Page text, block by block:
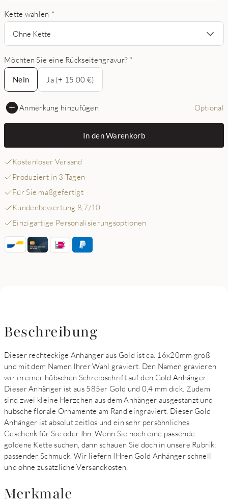
Kette wählen *
Ohne Kette
Möchten Sie eine Rückseitengravur? *
Nein
Nein
Ja (+ 15,00 €)
Anmerkung hinzufügen Optional
In den Warenkorb
Kostenloser Versand
Produziert in 3 Tagen
Für Sie maßgefertigt
Kundenbewertung 8,7/10
Einzigartige Personalisierungsoptionen
Beschreibung
Dieser rechteckige Anhänger aus Gold ist ca. 16x20mm groß
und mit dem Namen Ihrer Wahl graviert. Den Namen gravieren
wir in einer hübschen Schreibschrift auf den Gold Anhänger.
Dieser Anhänger ist aus 585er Gold und 0,4 mm dick. Zudem
sind zwei kleine Herzchen aus dem Anhänger ausgestanzt und
hübsche florale Ornamente am Rand eingraviert. Dieser Gold
Anhänger ist absolut zeitlos und ein sehr persöhnliches
Geschenk für Sie oder Ihn. Wenn Sie noch eine passende
goldene Kette suchen, dann schauen Sie doch in unsere Rubrik:
passender Schmuck. Wir liefern IHren Gold Anhänger schnell
und ohne zusätzliche Versandkosten.
Merkmale